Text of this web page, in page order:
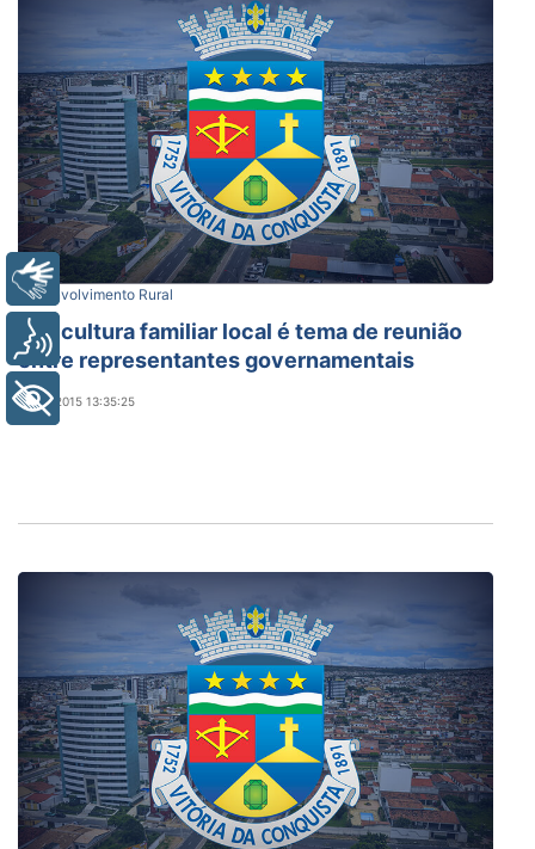
Desenvolvimento Rural
Agricultura familiar local é tema de reunião
entre representantes governamentais
01/06/2015 13:35:25
Libras
Voz
+ Acessibilidade